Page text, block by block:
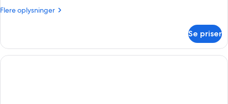
Flere oplysninger
Flere
Villa
(Twin)
Se priser